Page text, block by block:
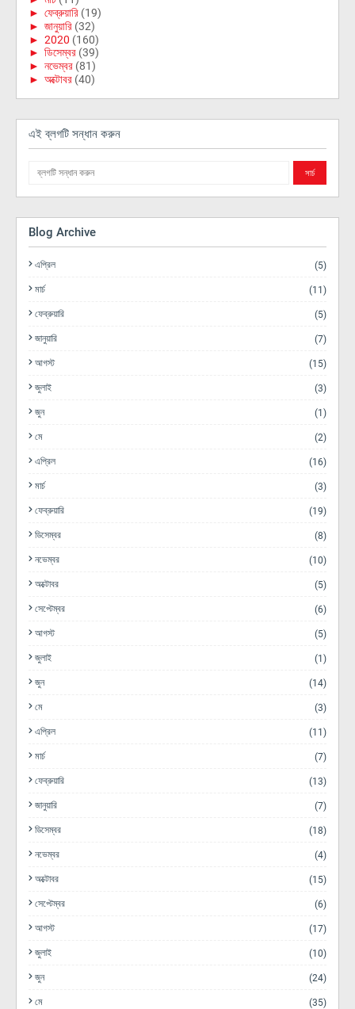
► ফেব্রুয়ারি (19)
► জানুয়ারি (32)
► 2020 (160)
► ডিসেম্বর (39)
► নভেম্বর (81)
► অক্টোবর (40)
এই ব্লগটি সন্ধান করুন
Blog Archive
এপ্রিল (5)
মার্চ (11)
ফেব্রুয়ারি (5)
জানুয়ারি (7)
আগস্ট (15)
জুলাই (3)
জুন (1)
মে (2)
এপ্রিল (16)
মার্চ (3)
ফেব্রুয়ারি (19)
ডিসেম্বর (8)
নভেম্বর (10)
অক্টোবর (5)
সেপ্টেম্বর (6)
আগস্ট (5)
জুলাই (1)
জুন (14)
মে (3)
এপ্রিল (11)
মার্চ (7)
ফেব্রুয়ারি (13)
জানুয়ারি (7)
ডিসেম্বর (18)
নভেম্বর (4)
অক্টোবর (15)
সেপ্টেম্বর (6)
আগস্ট (17)
জুলাই (10)
জুন (24)
মে (35)